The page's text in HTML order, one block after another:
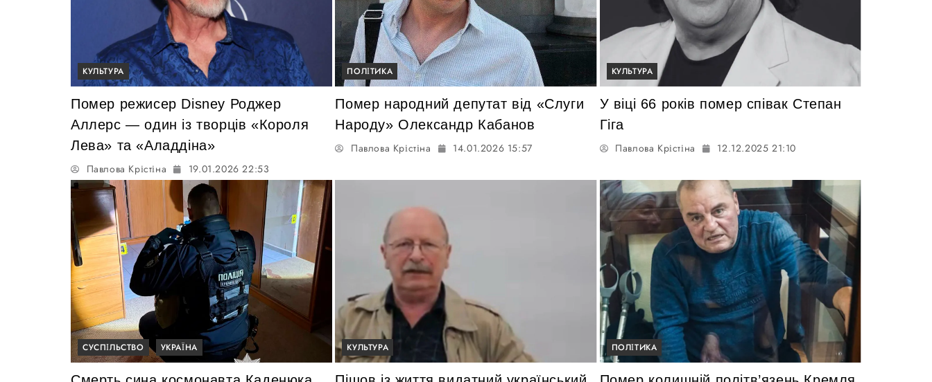
КУЛЬТУРА
Помер режисер Disney Роджер
Аллерс — один із творців «Короля
Лева» та «Аладдіна»
Павлова Крістіна 19.01.2026 22:53
ПОЛІТИКА
Помер народний депутат від «Слуги
Народу» Олександр Кабанов
Павлова Крістіна 14.01.2026 15:57
КУЛЬТУРА
У віці 66 років помер співак Степан
Гіга
Павлова Крістіна 12.12.2025 21:10
СУСПІЛЬСТВО УКРАЇНА КУЛЬТУРА ПОЛІТИКА